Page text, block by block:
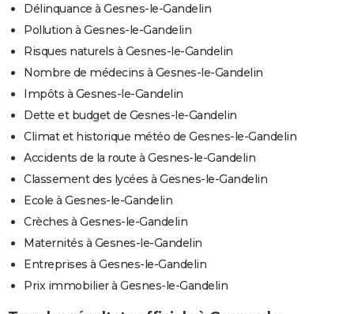
Délinquance à Gesnes-le-Gandelin
Pollution à Gesnes-le-Gandelin
Risques naturels à Gesnes-le-Gandelin
Nombre de médecins à Gesnes-le-Gandelin
Impôts à Gesnes-le-Gandelin
Dette et budget de Gesnes-le-Gandelin
Climat et historique météo de Gesnes-le-Gandelin
Accidents de la route à Gesnes-le-Gandelin
Classement des lycées à Gesnes-le-Gandelin
Ecole à Gesnes-le-Gandelin
Crèches à Gesnes-le-Gandelin
Maternités à Gesnes-le-Gandelin
Entreprises à Gesnes-le-Gandelin
Prix immobilier à Gesnes-le-Gandelin